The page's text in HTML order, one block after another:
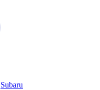
Subaru